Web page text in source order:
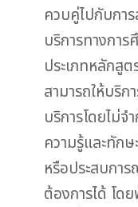
ควบคู่ไปกับกา
บริการทางกา
ประเภทหลักสู
สามารถให้บริ
บริการโดยไม่จ
ความรู้และทักษ
หรือประสบกา
ต้องการได้ โด